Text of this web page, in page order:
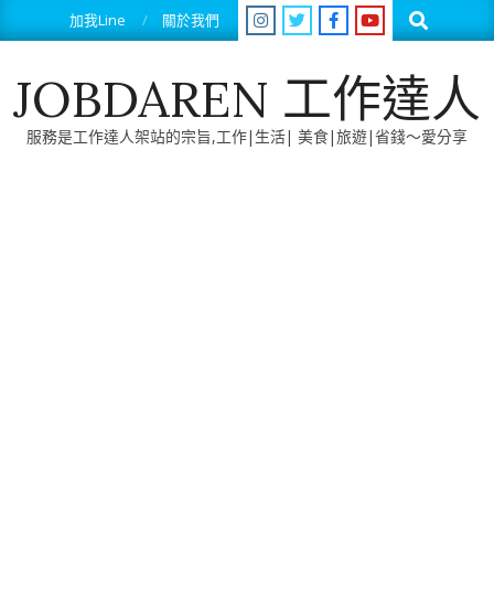
to
加我Line 關於我們 Search
JOBDAREN 工作達人
服務是工作達人架站的宗旨,工作|生活| 美食|旅遊|省錢～愛分享